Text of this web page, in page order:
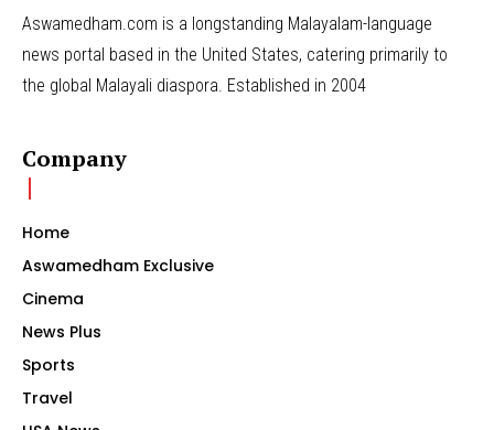
Aswamedham.com is a longstanding Malayalam-language
news portal based in the United States, catering primarily to
the global Malayali diaspora. Established in 2004
Company
Home
Aswamedham Exclusive
Cinema
News Plus
Sports
Travel